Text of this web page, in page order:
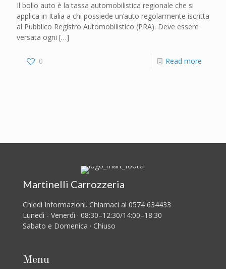
Il bollo auto è la tassa automobilistica regionale che si
applica in Italia a chi possiede un’auto regolarmente iscritta
al Pubblico Registro Automobilistico (PRA). Deve essere
versata ogni […]
0 Read more
Martinelli Carrozzeria
Chiedi Informazioni. Chiamaci al 0574 634433
Lunedì - Venerdì · 08:30–12:30/14:00–18:30
Sabato e Domenica · Chiuso
Menu